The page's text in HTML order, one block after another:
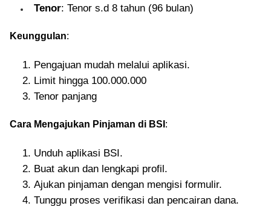
Tenor: Tenor s.d 8 tahun (96 bulan)
Keunggulan:
Pengajuan mudah melalui aplikasi.
Limit hingga 100.000.000
Tenor panjang
Cara Mengajukan Pinjaman di BSI :
Unduh aplikasi BSI.
Buat akun dan lengkapi profil.
Ajukan pinjaman dengan mengisi formulir.
Tunggu proses verifikasi dan pencairan dana.